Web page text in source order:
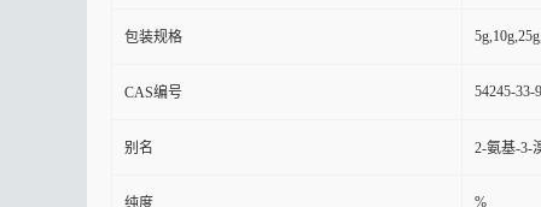
包装规格
CAS编号 54245-33-9
别名 2-氨基-3-
纯度 %